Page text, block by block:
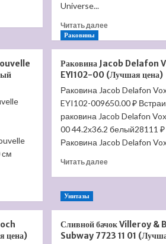
Universe...
Читать далееПрочитать
Электрический
Black&White
N-
388GM
черный
матовый
цена)
см
Раковины
Раковина Jacob Delafon
EYI102-00 (Лучшая цена)
Раковина Jacob Delafon
EYI102-009650.00 ₽
раковина Jacob Delafon
00 44.2х36.2 белый28111 ₽
Раковина Jacob Delafon
Читать далееПрочитать
Vox
44
цена)
Унитазы
Сливной бачок Villeroy &
Subway 7723 11 01